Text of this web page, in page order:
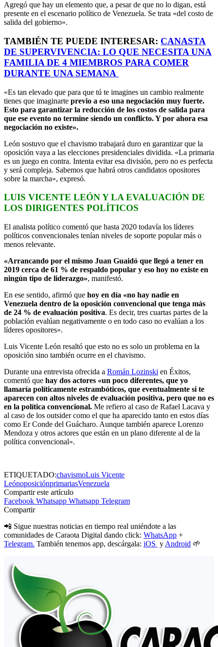
Agregó que hay un elemento que, a pesar de que no lo digan, está
presente en el escenario político de Venezuela. Se trata «del costo de
salida del gobierno».
TAMBIÉN TE PUEDE INTERESAR: CANASTA
DE SUPERVIVENCIA: LO QUE NECESITA UNA
FAMILIA DE 4 MIEMBROS PARA COMER
DURANTE UNA SEMANA
«Es tan elevado que para que tú te imagines un cambio realmente
tienes que imaginarte previo a eso una negociación muy fuerte.
Esto para garantizar la reducción de los costos de salida para
que ese evento no termine siendo un conflicto. Y por ahora esa
negociación no existe».
León sostuvo que el chavismo trabajará duro en garantizar que la
oposición vaya a las elecciones presidenciales dividida. «La primaria
es un juego en contra. Intenta evitar esa división, pero no es perfecta
y será compleja. Sabemos que habrá otros candidatos opositores
sobre la marcha», expresó.
LUIS VICENTE LEÓN Y LA EVALUACIÓN DE
LOS DIRIGENTES POLÍTICOS
El analista político comentó que hasta 2020 todavía los líderes
políticos convencionales tenían niveles de soporte popular más o
menos relevante.
«Arrancando por el mismo Juan Guaidó que llegó a tener en
2019 cerca de 61 % de respaldo popular y eso hoy no existe en
ningún tipo de liderazgo», manifestó.
En ese sentido, afirmó que hoy en día «no hay nadie en
Venezuela dentro de la oposición convencional que tenga más
de 24 % de evaluación positiva. Es decir, tres cuartas partes de la
población evalúan negativamente o en todo caso no evalúan a los
líderes opositores».
Luis Vicente León resaltó que esto no es solo un problema en la
oposición sino también ocurre en el chavismo.
Durante una entrevista ofrecida a Román Lozinski en Éxitos,
comentó que hay dos actores «un poco diferentes, que yo
llamaría políticamente estrambóticos, que eventualmente si te
aparecen con altos niveles de evaluación positiva, pero que no es
en la política convencional. Me refiero al caso de Rafael Lacava y
al caso de los outsider como el que ha aparecido tanto en estos días
como Er Conde del Guácharo. Aunque también aparece Lorenzo
Mendoza y otros actores que están en un plano diferente al de la
política convencional».
ETIQUETADO:chavismoLuis Vicente
LeónoposiciónprimariasVenezuela
Compartir este artículo
Facebook Whatsapp Whatsapp Telegram
Compartir
📲 Sigue nuestras noticias en tiempo real uniéndote a las
comunidades de Caraota Digital dando click: WhatsApp +
Telegram. También tenemos app, descárgala: iOS y Android 🌱